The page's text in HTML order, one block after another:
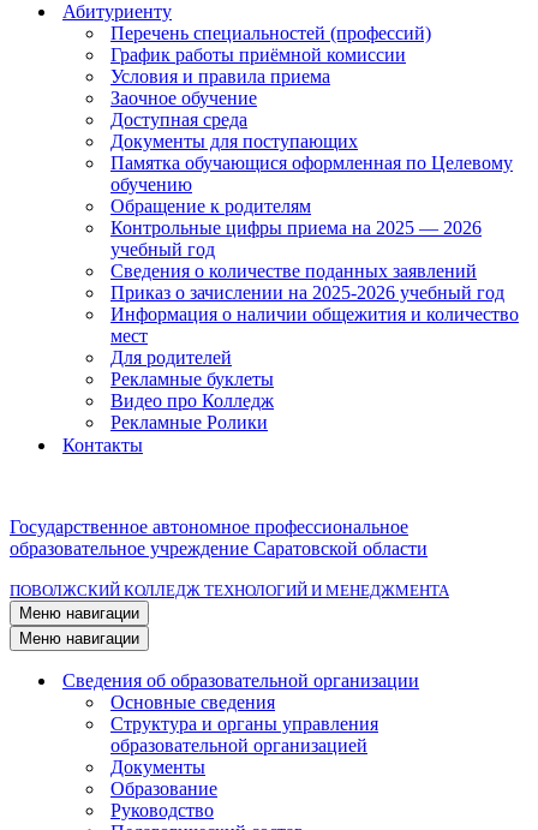
Абитуриенту
Перечень специальностей (профессий)
График работы приёмной комиссии
Условия и правила приема
Заочное обучение
Доступная среда
Документы для поступающих
Памятка обучающися оформленная по Целевому
обучению
Обращение к родителям
Контрольные цифры приема на 2025 — 2026
учебный год
Сведения о количестве поданных заявлений
Приказ о зачислении на 2025-2026 учебный год
Информация о наличии общежития и количество
мест
Для родителей
Рекламные буклеты
Видео про Колледж
Рекламные Ролики
Контакты
Государственное автономное профессиональное
образовательное учреждение Саратовской области
ПОВОЛЖСКИЙ КОЛЛЕДЖ ТЕХНОЛОГИЙ И МЕНЕДЖМЕНТА
Меню навигации
Меню навигации
Сведения об образовательной организации
Основные сведения
Структура и органы управления
образовательной организацией
Документы
Образование
Руководство